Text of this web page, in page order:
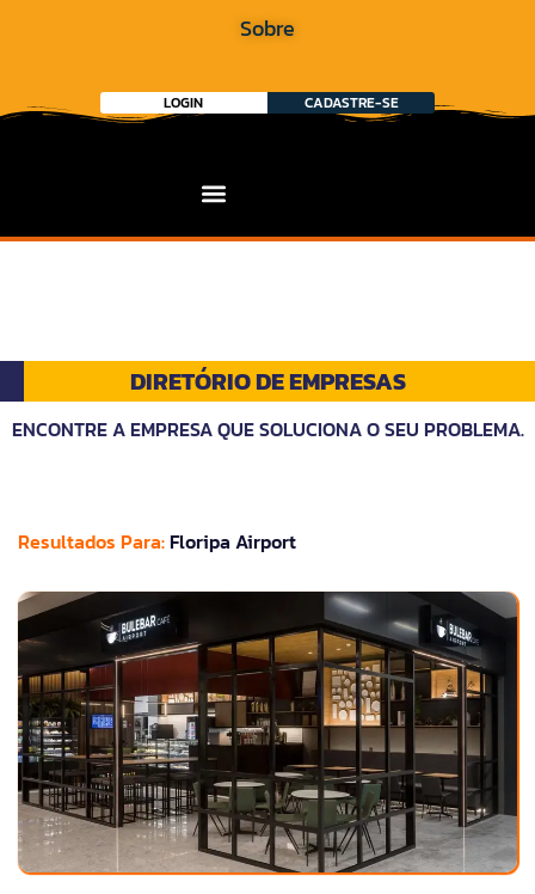
Sobre
LOGIN CADASTRE-SE
DIRETÓRIO DE EMPRESAS
ENCONTRE A EMPRESA QUE SOLUCIONA O SEU PROBLEMA.
Resultados Para: Floripa Airport